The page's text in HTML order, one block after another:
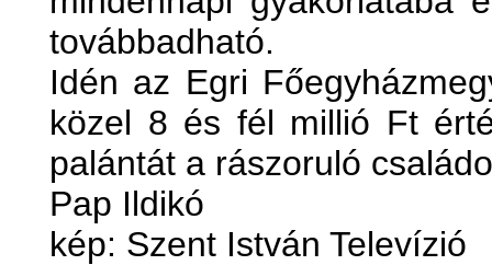
továbbadható.
Idén az Egri
közel 8 és fél millió Ft
palántát a rászoruló
Pap Ildikó
kép: Szent István Televízió